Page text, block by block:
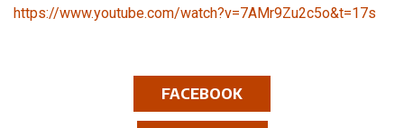
FACEBOOK
https://www.youtube.com/watch?v=7AMr9Zu2c5o&t=17s